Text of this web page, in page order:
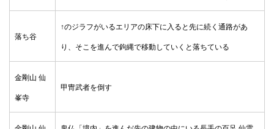
落ち谷
↑のジラフがいるエリアの床下に入ると先に続く通路があ
り、そこを進んで鉤縄で移動していくと落ちている
金剛山 仙
峯寺
甲冑武者を倒す